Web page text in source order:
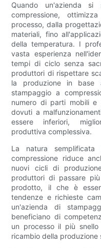
Quando un'azienda si
compressione,
processo, dalla
materiali, fino
della temperatura. I
vasta esperienza
tempi di ciclo senza
produttori di rispettare
la produzione in base
stampaggio a
numero di parti mobili
dovuti a
essere inferiori,
produttiva complessiva.
La natura
compressione riduce
nuovi cicli di
produttori di passare
prodotto, il che è
tendenze e richieste
un'azienda di
beneficiano di
un processo il più
ricambio della